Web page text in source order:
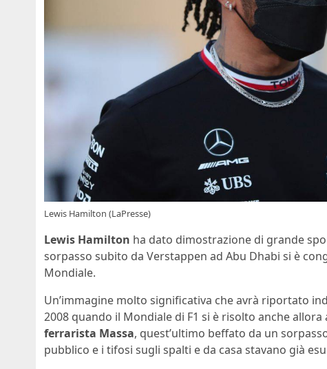
Lewis Hamilton (LaPresse)
Lewis Hamilton ha dato dimostrazione di grande
sorpasso subito da Verstappen ad Abu Dhabi si è
Mondiale.
Un’immagine molto significativa che avrà riportato
2008 quando il Mondiale di F1 si è risolto anche allora
ferrarista Massa, quest’ultimo beffato da un
pubblico e i tifosi sugli spalti e da casa stavano già